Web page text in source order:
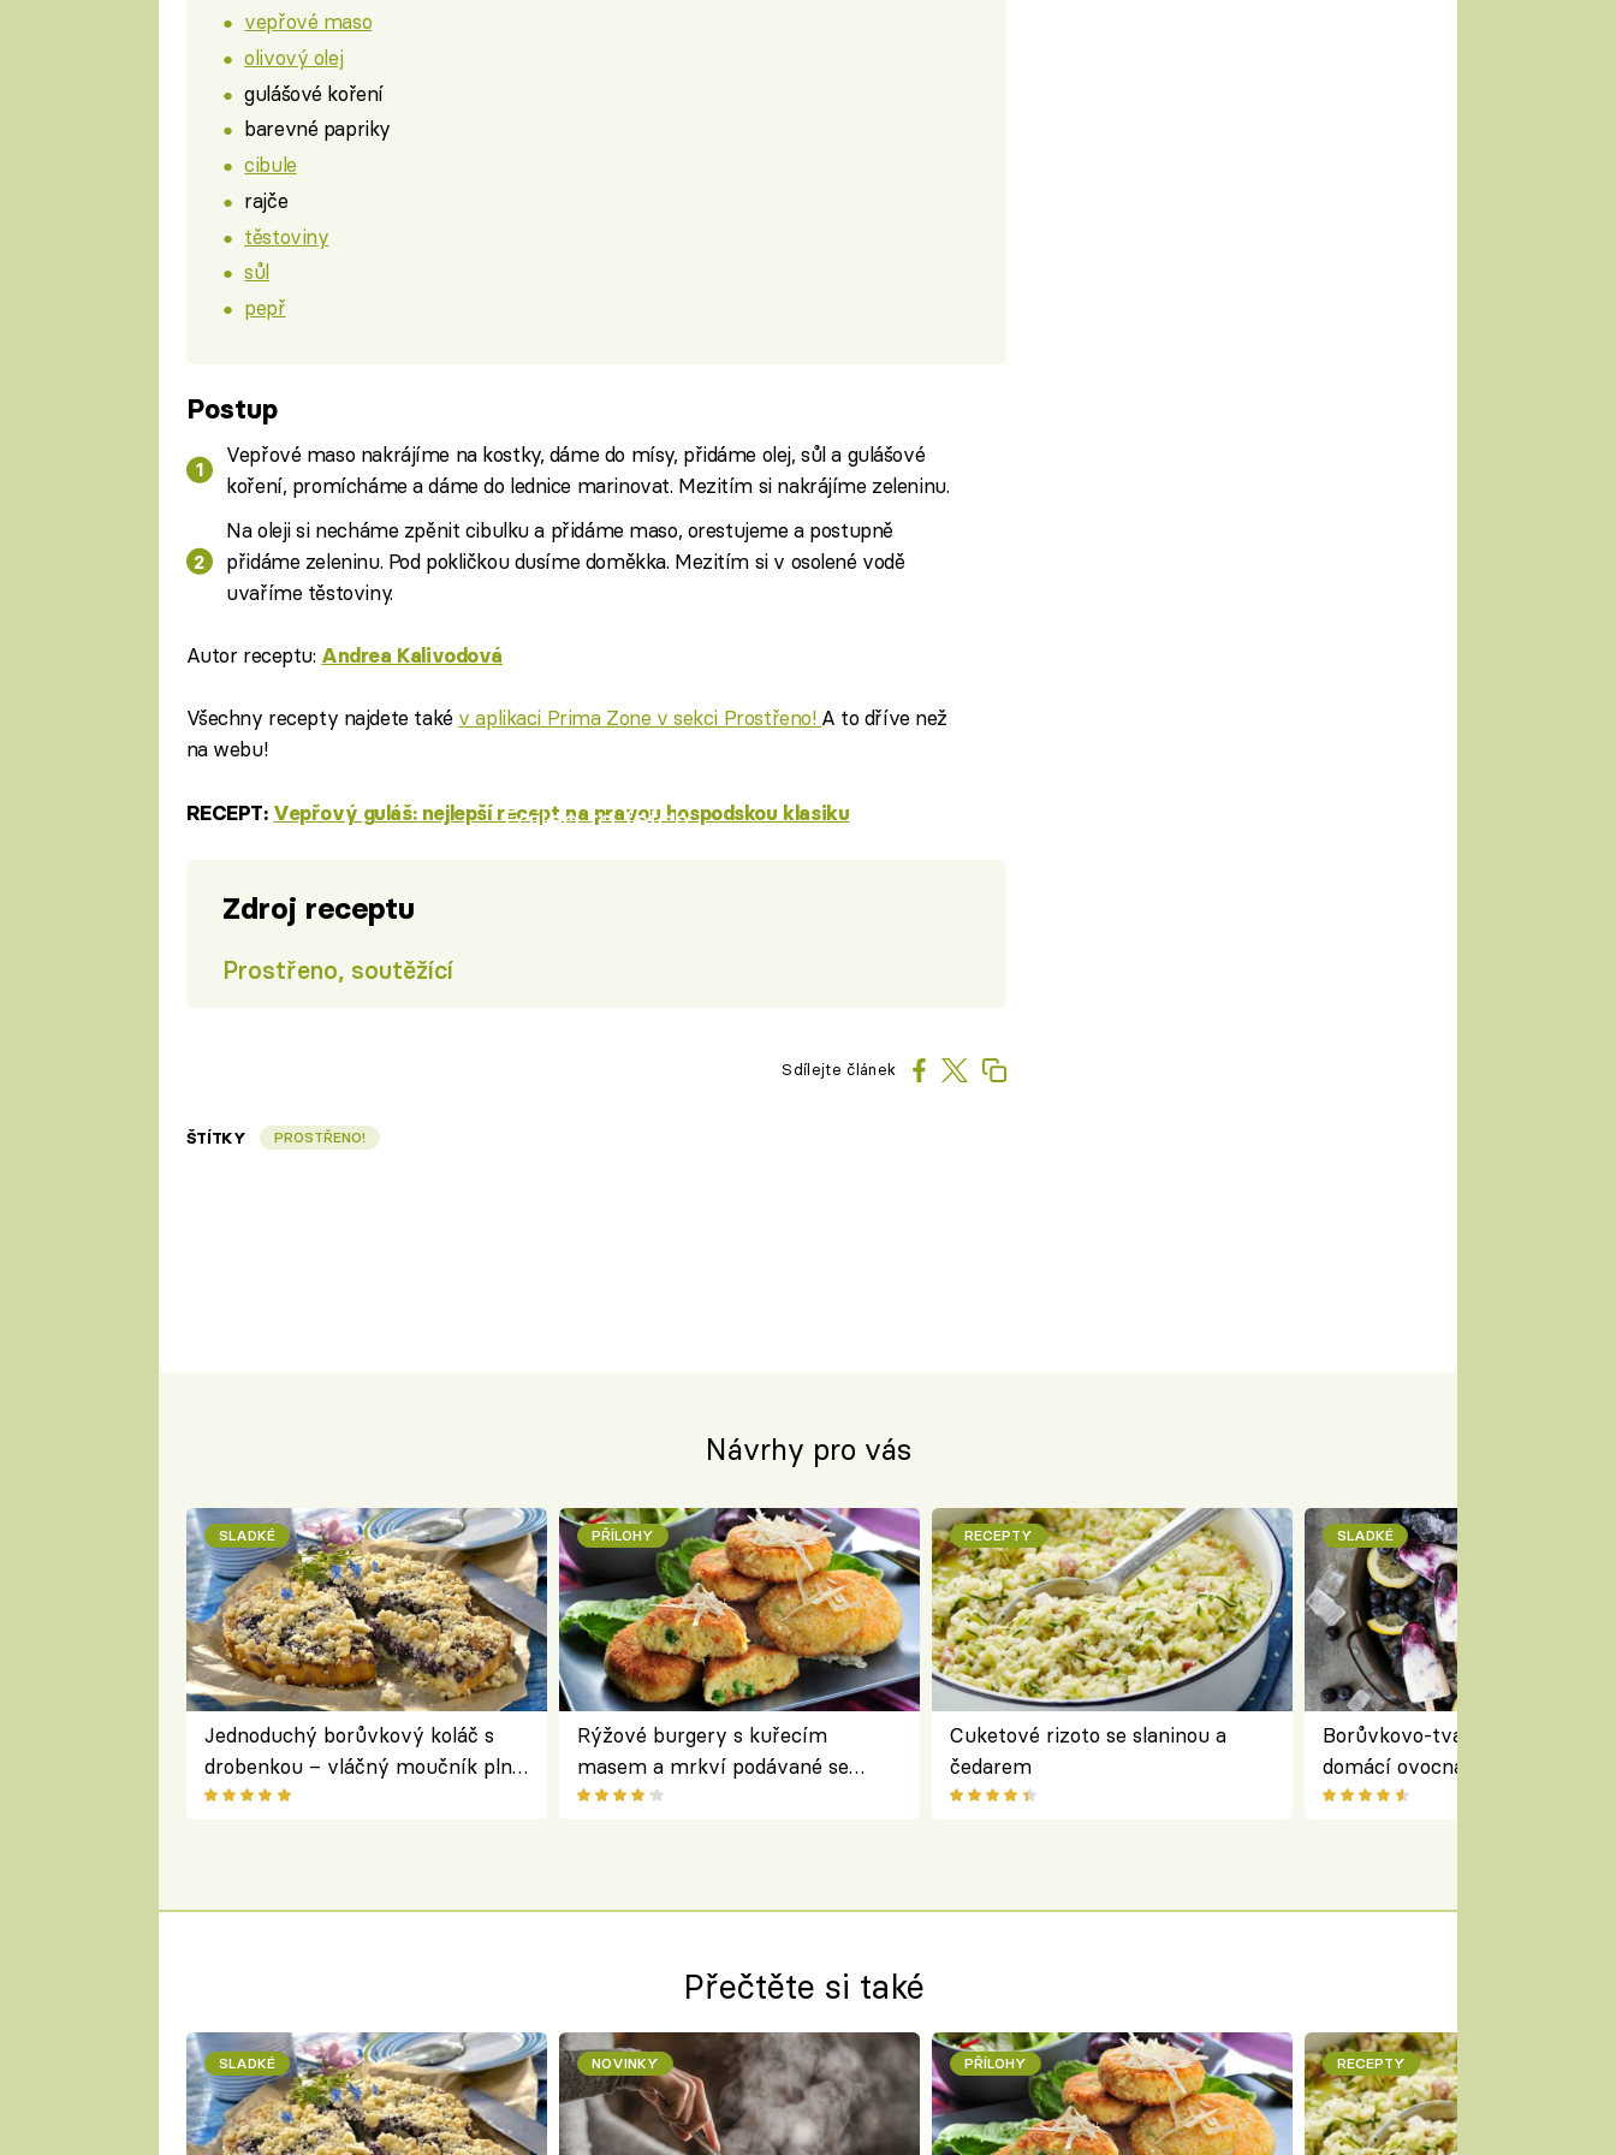
vepřové maso
olivový olej
gulášové koření
barevné papriky
cibule
rajče
těstoviny
sůl
pepř
Postup
Vepřové maso nakrájíme na kostky, dáme do mísy, přidáme olej, sůl a gulášové
koření, promícháme a dáme do lednice marinovat. Mezitím si nakrájíme zeleninu.
Na oleji si necháme zpěnit cibulku a přidáme maso, orestujeme a postupně
přidáme zeleninu. Pod pokličkou dusíme doměkka. Mezitím si v osolené vodě
uvaříme těstoviny.
Autor receptu: Andrea Kalivodová
Všechny recepty najdete také v aplikaci Prima Zone v sekci Prostřeno! A to dříve než
na webu!
Failed to fetch
RECEPT: Vepřový guláš: nejlepší recept na pravou hospodskou klasiku
Zdroj receptu
Prostřeno, soutěžící
Sdílejte článek
ŠTÍTKY PROSTŘENO!
Návrhy pro vás
SLADKÉ
Jednoduchý borůvkový koláč s
drobenkou – vláčný moučník plný
ovoce
PŘÍLOHY
Rýžové burgery s kuřecím
masem a mrkví podávané se
salátem – lehká a chutná večeře
RECEPTY
Cuketové rizoto se slaninou a
čedarem
SLADKÉ
Borůvkovo-tvarohové nanuky
domácí ovocná zmrzlina na
Přečtěte si také
SLADKÉ NOVINKY PŘÍLOHY RECEPTY